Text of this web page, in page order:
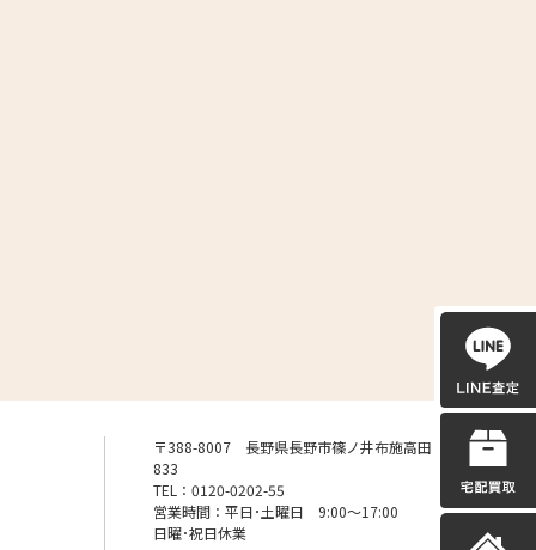
〒388-8007 長野県長野市篠ノ井布施高田
833
TEL：0120-0202-55
営業時間：平日･土曜日 9:00〜17:00
日曜･祝日休業